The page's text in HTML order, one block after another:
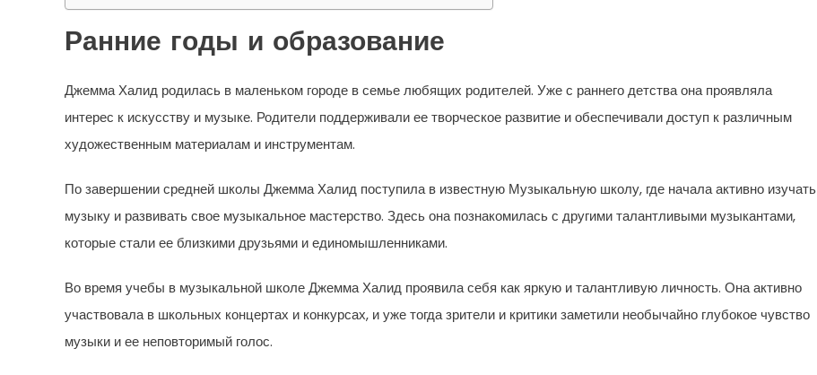
Ранние годы и образование
Джемма Халид родилась в маленьком городе в семье любящих родителей. Уже с раннего детства она проявляла
интерес к искусству и музыке. Родители поддерживали ее творческое развитие и обеспечивали доступ к различным
художественным материалам и инструментам.
По завершении средней школы Джемма Халид поступила в известную Музыкальную школу, где начала активно изучать
музыку и развивать свое музыкальное мастерство. Здесь она познакомилась с другими талантливыми музыкантами,
которые стали ее близкими друзьями и единомышленниками.
Во время учебы в музыкальной школе Джемма Халид проявила себя как яркую и талантливую личность. Она активно
участвовала в школьных концертах и конкурсах, и уже тогда зрители и критики заметили необычайно глубокое чувство
музыки и ее неповторимый голос.